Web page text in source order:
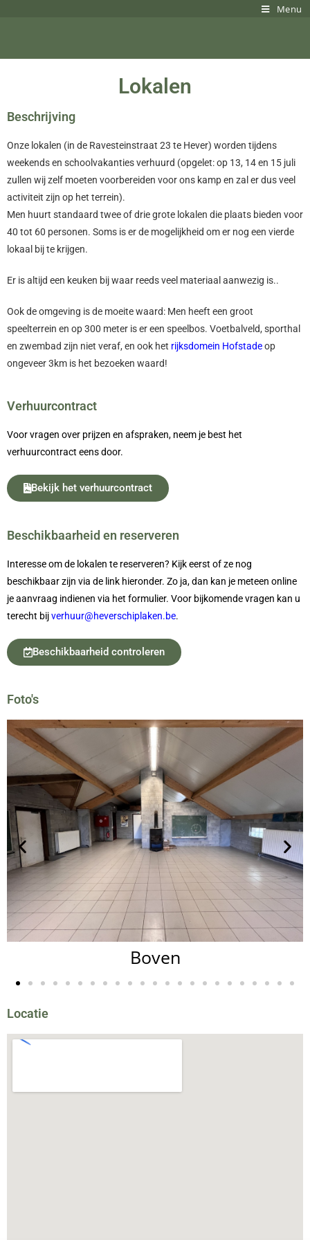
Menu
Lokalen
Beschrijving
Onze lokalen (in de Ravesteinstraat 23 te Hever) worden tijdens
weekends en schoolvakanties verhuurd (opgelet: op 13, 14 en 15 juli
zullen wij zelf moeten voorbereiden voor ons kamp en zal er dus veel
activiteit zijn op het terrein).
Men huurt standaard twee of drie grote lokalen die plaats bieden voor
40 tot 60 personen. Soms is er de mogelijkheid om er nog een vierde
lokaal bij te krijgen.
Er is altijd een keuken bij waar reeds veel materiaal aanwezig is..
Ook de omgeving is de moeite waard: Men heeft een groot
speelterrein en op 300 meter is er een speelbos. Voetbalveld, sporthal
en zwembad zijn niet veraf, en ook het rijksdomein Hofstadeop
ongeveer 3km is het bezoeken waard!
Verhuurcontract
Voor vragen over prijzen en afspraken, neem je best het
verhuurcontract eens door.
Bekijk het verhuurcontract
Beschikbaarheid en reserveren
Interesse om de lokalen te reserveren? Kijk eerst of ze nog
beschikbaar zijn via de link hieronder. Zo ja, dan kan je meteen online
je aanvraag indienen via het formulier. Voor bijkomende vragen kan u
terecht bijverhuur@heverschiplaken.be.
Beschikbaarheid controleren
Foto's
Boven
Locatie